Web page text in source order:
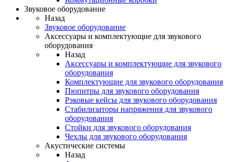
Звуковое оборудование
Назад
Звуковое оборудование
Аксессуары и комплектующие для звукового
оборудования
Назад
Аксессуары и комплектующие для звукового
оборудования
Комплектующие для звукового оборудования
Пюпитры для звукового оборудования
Рэковые кейсы для звукового оборудования
Стабилизаторы напряжения для звукового
оборудования
Стойки для звукового оборудования
Чехлы для звукового оборудования
Акустические системы
Назад